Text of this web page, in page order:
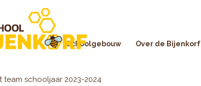
Schoolgebouw Over de Bijenkorf
team schooljaar 2023-2024